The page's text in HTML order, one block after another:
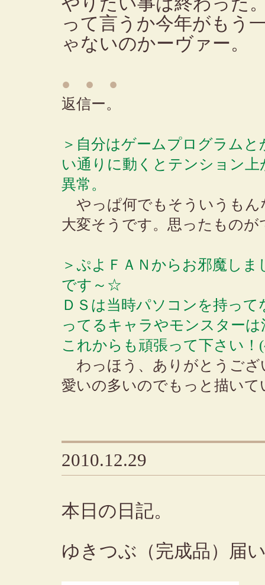
って言うか今年がもう
ゃないのかーヴァー。
● ● ●
返信ー。
＞自分はゲームプログラム
い通りに動くとテンション
異常。
やっぱ何でもそういうもん
大変そうです。思ったもの
＞ぷよＦＡＮからお邪魔し
です～☆
ＤＳは当時パソコンを持っ
ってるキャラやモンスター
これからも頑張って下さい！
わっほう、ありがとうござ
愛いの多いのでもっと描い
2010.12.29
本日の日記。
ゆきつぶ（完成品）届